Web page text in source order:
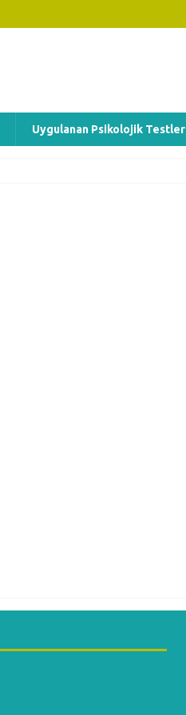
Uygulanan Psikolojik Testler